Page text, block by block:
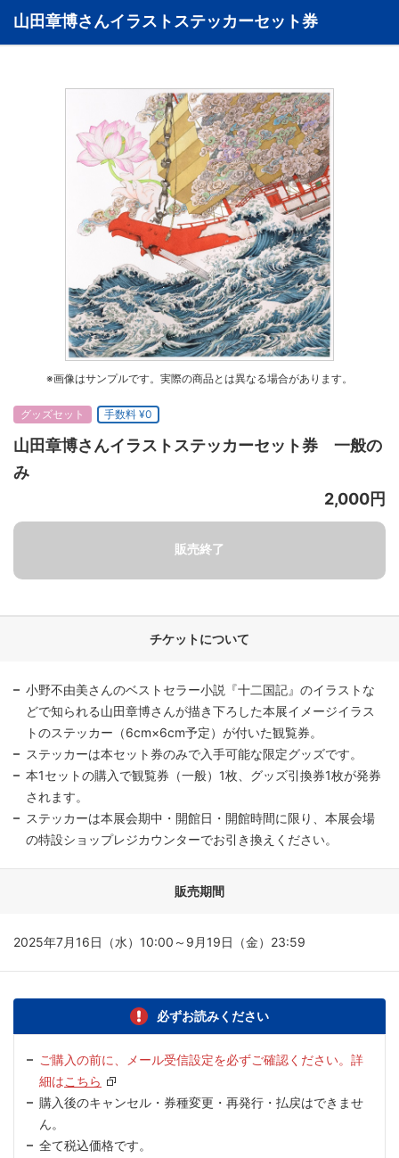
山田章博さんイラストステッカーセット券
※画像はサンプルです。実際の商品とは異なる場合があります。
グッズセット 手数料 ¥0
山田章博さんイラストステッカーセット券 一般の
み
2,000円
チケットについて
小野不由美さんのベストセラー小説『十二国記』のイラストな
どで知られる山田章博さんが描き下ろした本展イメージイラス
トのステッカー（6cm×6cm予定）が付いた観覧券。
ステッカーは本セット券のみで入手可能な限定グッズです。
本1セットの購入で観覧券（一般）1枚、グッズ引換券1枚が発券
されます。
ステッカーは本展会期中・開館日・開館時間に限り、本展会場
の特設ショップレジカウンターでお引き換えください。
販売期間
2025年7月16日（水）10:00～9月19日（金）23:59
必ずお読みください
ご購入の前に、メール受信設定を必ずご確認ください。詳
細はこちら
購入後のキャンセル・券種変更・再発行・払戻はできませ
ん。
全て税込価格です。